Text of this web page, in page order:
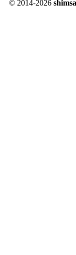
© 2014-2026